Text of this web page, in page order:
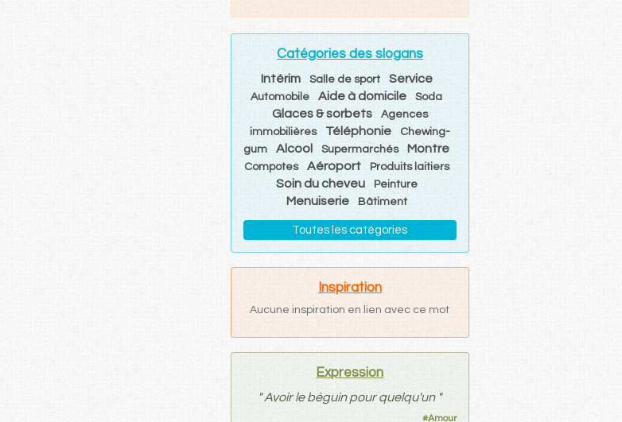
Catégories des slogans
Intérim Salle de sport Service
Automobile Aide à domicile Soda
Glaces & sorbets
Agences
immobilières
Téléphonie
Chewing-
gum
Alcool Supermarchés Montre
Compotes Aéroport Produits laitiers
Soin du cheveu Peinture
Menuiserie Bâtiment
Toutes les catégories
Inspiration
Aucune inspiration en lien avec ce mot
Expression
" Avoir le béguin pour quelqu'un "
#Amour